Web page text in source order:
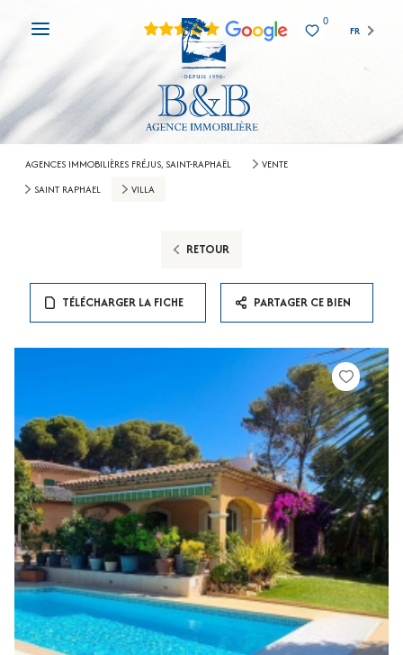
0
FR
AGENCES IMMOBILIÈRES FRÉJUS, SAINT-RAPHAËL
VENTE
SAINT RAPHAEL
VILLA
RETOUR
TÉLÉCHARGER LA FICHE PARTAGER CE BIEN